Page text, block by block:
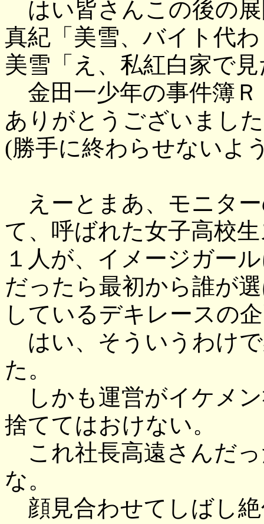
はい皆さんこの後の
真紀「美雪、バイト代
美雪「え、私紅白家で
金田一少年の事件簿Ｒ
ありがとうございまし
(勝手に終わらせないよ
えーとまあ、モニタ
て、呼ばれた女子高校
１人が、イメージガー
だったら最初から誰が
しているデキレースの
はい、そういうわけ
た。
しかも運営がイケメ
捨ててはおけない。
これ社長高遠さんだ
な。
顔見合わせてしばし